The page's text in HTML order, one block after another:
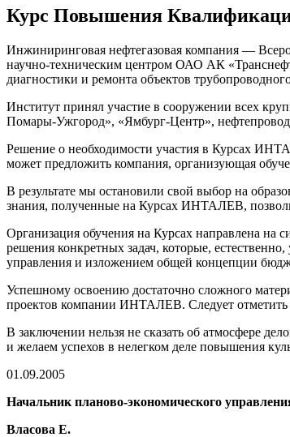
Курс Повышения
Инжиниринговая нефтегазовая компания —
научно-техническим центром ОАО АК
диагностики и ремонта объектов
Институт принял участие в сооружении всех
Помары-Ужгород», «Ямбург-Центр»,
Решение о необходимости участия в Курсах
может предложить компания, организующая
В результате мы остановили свой выбор на
знания, полученные на Курсах ИНТАЛЕВ,
Организация обучения на Курсах направлена на
решения конкретных задач, которые,
управления и изложением общей концепции
Успешному освоению достаточно сложного
проектов компании ИНТАЛЕВ. Следует отметить
В заключении нельзя не сказать об атмосфере
и желаем успехов в нелегком деле повышения
01.09.2005
Начальник планово-экономического
Власова Е.